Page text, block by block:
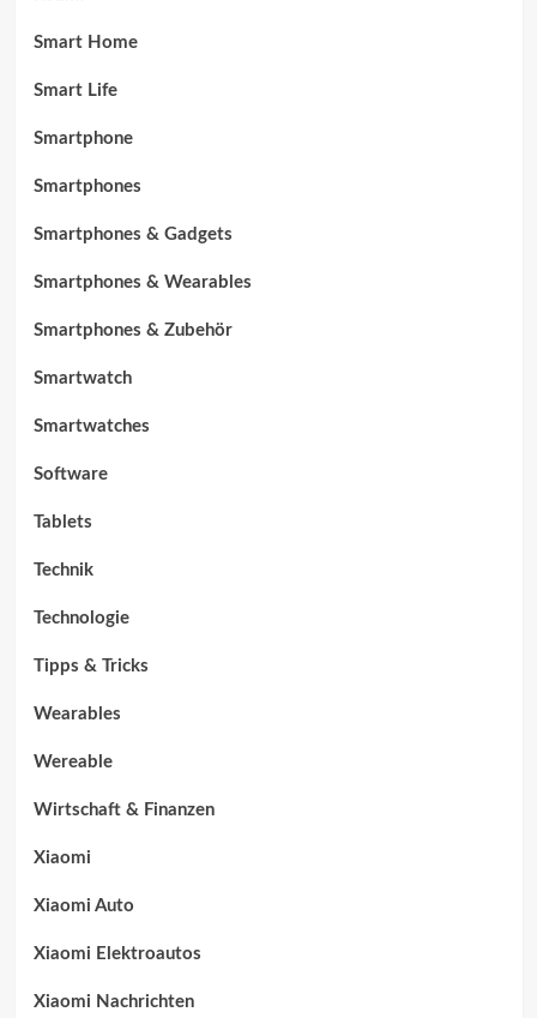
Smart Home
Smart Life
Smartphone
Smartphones
Smartphones & Gadgets
Smartphones & Wearables
Smartphones & Zubehör
Smartwatch
Smartwatches
Software
Tablets
Technik
Technologie
Tipps & Tricks
Wearables
Wereable
Wirtschaft & Finanzen
Xiaomi
Xiaomi Auto
Xiaomi Elektroautos
Xiaomi Nachrichten